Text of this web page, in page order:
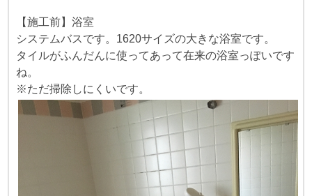
【施工前】浴室
システムバスです。1620サイズの大きな浴室です。
タイルがふんだんに使ってあって在来の浴室っぽいです
ね。
※ただ掃除しにくいです。